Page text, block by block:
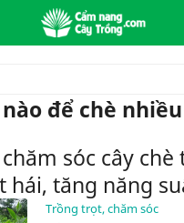
để chè
sóc cây chè
hái, tăng năng
Trồng trọt, chăm sóc